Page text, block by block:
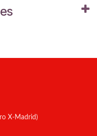
X-Madrid)